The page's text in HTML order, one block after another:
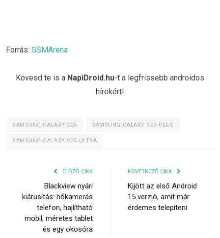
Forrás: GSMArena
Kövesd te is a NapiDroid.hu-t a legfrissebb androidos
hírekért!
SAMSUNG GALAXY S25 SAMSUNG GALAXY S25 PLUS
SAMSUNG GALAXY S25 ULTRA
ELŐZŐ CIKK
Blackview nyári
kiárusítás: hőkamerás
telefon, hajlítható
mobil, méretes tablet
és egy okosóra
KÖVETKEZŐ CIKK
Kijött az első Android
15 verzió, amit már
érdemes telepíteni